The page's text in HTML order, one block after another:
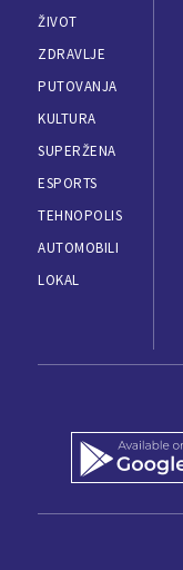
ŽIVOT
ZDRAVLJE
PUTOVANJA
KULTURA
SUPERŽENA
ESPORTS
TEHNOPOLIS
AUTOMOBILI
LOKAL